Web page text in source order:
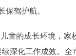
保驾护航。
童的成长环境，家
深化工作成效。全